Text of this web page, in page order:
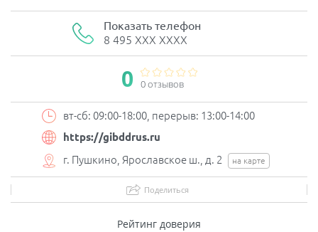
Показать телефон
8 495 XXX XXXX
0 0 отзывов
вт-сб: 09:00-18:00, перерыв: 13:00-14:00
https://gibddrus.ru
г. Пушкино, Ярославское ш., д. 2
на карте
Поделиться
Рейтинг доверия